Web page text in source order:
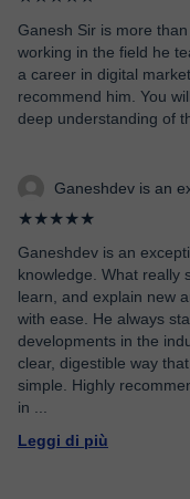
Ganesh Sir is more
working in the field he
a career in digital
recommend him. You
deep understanding of
Ganeshdev is an
★★★★★
Ganeshdev is an
knowledge. What really
learn, and explain new
with ease. He always
developments in the
clear, digestible way
simple. Highly
in
Leggi di più